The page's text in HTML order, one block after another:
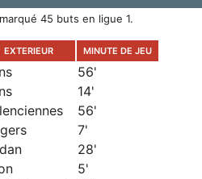
45 buts en ligue 1.
EXTERIEUR MINUTE DE JEU
56'
14'
56'
7'
28'
5'